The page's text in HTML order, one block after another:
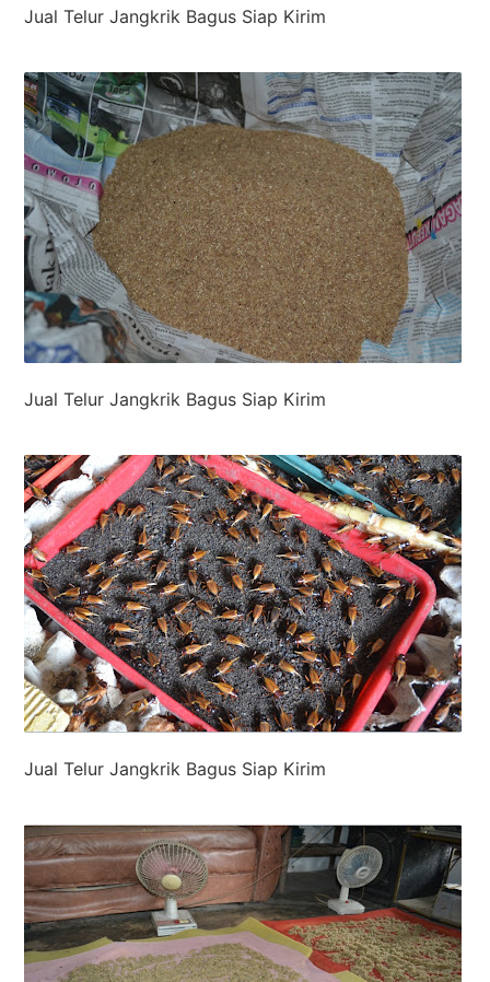
Jual Telur Jangkrik Bagus Siap Kirim
Jual Telur Jangkrik Bagus Siap Kirim
Jual Telur Jangkrik Bagus Siap Kirim